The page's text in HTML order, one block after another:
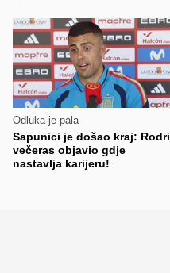
Odluka je pala
Sapunici je došao kraj: Rodri
večeras objavio gdje
nastavlja karijeru!